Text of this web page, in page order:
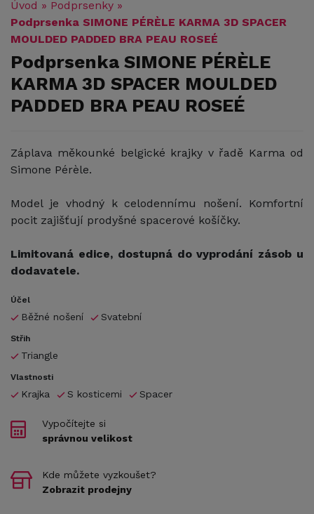
Úvod » Podprsenky »
Podprsenka SIMONE PÉRÈLE KARMA 3D SPACER
MOULDED PADDED BRA PEAU ROSEÉ
Podprsenka SIMONE PÉRÈLE
KARMA 3D SPACER MOULDED
PADDED BRA PEAU ROSEÉ
Záplava měkounké belgické krajky v řadě Karma od
Simone Pérèle.
Model je vhodný k celodennímu nošení. Komfortní
pocit zajišťují prodyšné spacerové košíčky.
Limitovaná edice, dostupná do vyprodání zásob u
dodavatele.
Účel
Běžné nošení Svatební
Střih
Triangle
Vlastnosti
Krajka S kosticemi Spacer
Vypočítejte si
správnou velikost
Kde můžete vyzkoušet?
Zobrazit prodejny